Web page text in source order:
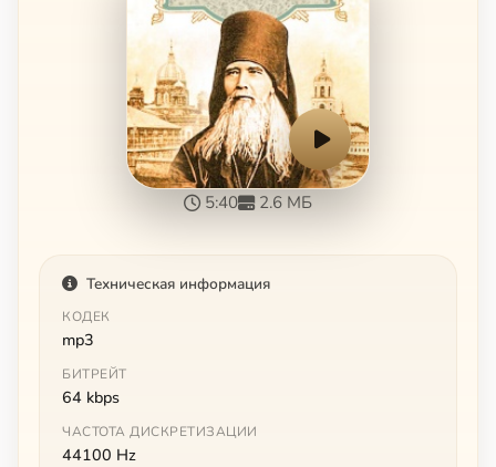
5:40 2.6 МБ
Техническая информация
КОДЕК
mp3
БИТРЕЙТ
64 kbps
ЧАСТОТА ДИСКРЕТИЗАЦИИ
44100 Hz